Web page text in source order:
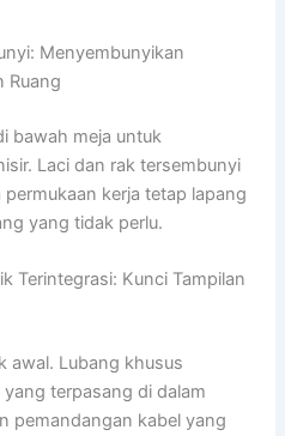
Menyembunyikan
Ruang
bawah meja untuk
Laci dan rak tersembunyi
kerja tetap lapang
yang tidak perlu.
Terintegrasi: Kunci Tampilan
awal. Lubang khusus
terpasang di dalam
pemandangan kabel yang